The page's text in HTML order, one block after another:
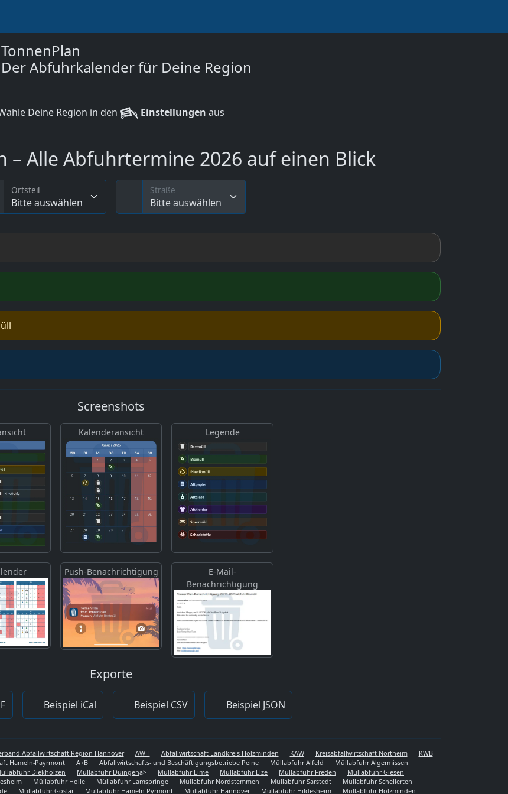
TonnenPlan
Der Abfuhrkalender für Deine Region
Deine Region in den Einstellungen aus
– Alle Abfuhrtermine 2026 auf einen Blick
Bitte auswählen
Ortsteil
Bitte auswählen
Straße
Screenshots
Kalenderansicht Legende
Push-Benachrichtigung
E-Mail-
Benachrichtigung
Exporte
Beispiel iCal Beispiel CSV Beispiel JSON
Abfallwirtschaft Region Hannover AWH Abfallwirtschaft Landkreis Holzminden KAW Kreisabfallwirtschaft Northeim
KWB
Hameln-Payrmont A+B Abfallwirtschafts- und Beschäftigungsbetriebe Peine Müllabfuhr Alfeld
Müllabfuhr Algermissen
Diekholzen Müllabfuhr Duingena> Müllabfuhr Eime Müllabfuhr Elze Müllabfuhr Freden
Müllabfuhr Giesen
Müllabfuhr Holle Müllabfuhr Lamspringe Müllabfuhr Nordstemmen Müllabfuhr Sarstedt
Müllabfuhr Schellerten
Müllabfuhr Goslar Müllabfuhr Hameln-Pyrmont Müllabfuhr Hannover Müllabfuhr Hildesheim Müllabfuhr Holzminden